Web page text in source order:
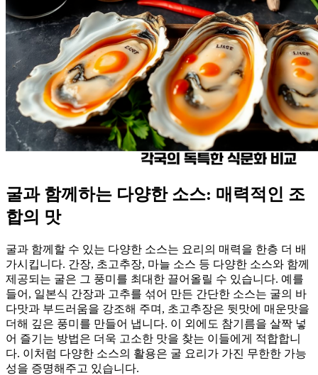
굴과 함께하는 다양한 소스: 매력적인 조
합의 맛
굴과 함께할 수 있는 다양한 소스는 요리의 매력을 한층 더 배
가시킵니다. 간장, 초고추장, 마늘 소스 등 다양한 소스와 함께
제공되는 굴은 그 풍미를 최대한 끌어올릴 수 있습니다. 예를
들어, 일본식 간장과 고추를 섞어 만든 간단한 소스는 굴의 바
다맛과 부드러움을 강조해 주며, 초고추장은 뒷맛에 매운맛을
더해 깊은 풍미를 만들어 냅니다. 이 외에도 참기름을 살짝 넣
어 즐기는 방법은 더욱 고소한 맛을 찾는 이들에게 적합합니
다. 이처럼 다양한 소스의 활용은 굴 요리가 가진 무한한 가능
성을 증명해주고 있습니다.